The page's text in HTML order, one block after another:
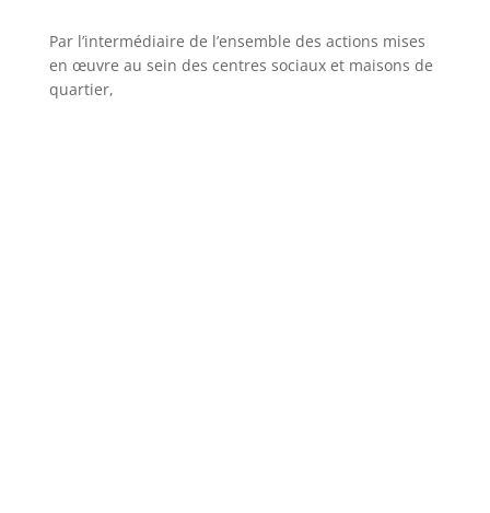
Par l’intermédiaire de l’ensemble des actions mises
en œuvre au sein des centres sociaux et maisons de
quartier,